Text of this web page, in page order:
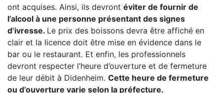
ont acquises. Ainsi, ils devront éviter de fournir de
l’alcool à une personne présentant des signes
d’ivresse. Le prix des boissons devra être affiché en
clair et la licence doit être mise en évidence dans le
bar ou le restaurant. Et enfin, les professionnels
devront respecter l’heure d’ouverture et de fermeture
de leur débit à Didenheim. Cette heure de fermeture
ou d’ouverture varie selon la préfecture.